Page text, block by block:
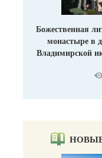
Божественная
монастыре в
Владимирской